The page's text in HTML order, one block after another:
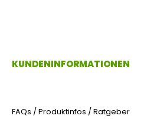
KUNDENINFORMATIONEN
FAQs / Produktinfos / Ratgeber